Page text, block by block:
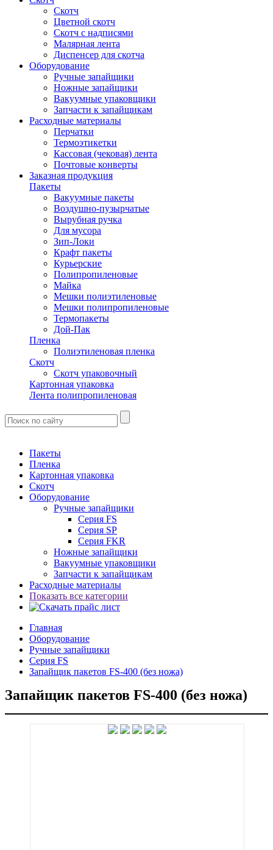
Скотч
Цветной скотч
Скотч с надписями
Малярная лента
Диспенсер для скотча
Оборудование
Ручные запайщики
Ножные запайщики
Вакуумные упаковщики
Запчасти к запайщикам
Расходные материалы
Перчатки
Термоэтикетки
Кассовая (чековая) лента
Почтовые конверты
Заказная продукция
Пакеты
Вакуумные пакеты
Воздушно-пузырчатые
Вырубная ручка
Для мусора
Зип-Локи
Крафт пакеты
Курьерские
Полипропиленовые
Майка
Мешки полиэтиленовые
Мешки полипропиленовые
Термопакеты
Дой-Пак
Пленка
Полиэтиленовая пленка
Скотч
Скотч упаковочный
Картонная упаковка
Лента полипропиленовая
Пакеты
Пленка
Картонная упаковка
Скотч
Оборудование
Ручные запайщики
Серия FS
Серия SP
Серия FKR
Ножные запайщики
Вакуумные упаковщики
Запчасти к запайщикам
Расходные материалы
Показать все категории
Главная
Оборудование
Ручные запайщики
Серия FS
Запайщик пакетов FS-400 (без ножа)
Запайщик пакетов FS-400 (без ножа)